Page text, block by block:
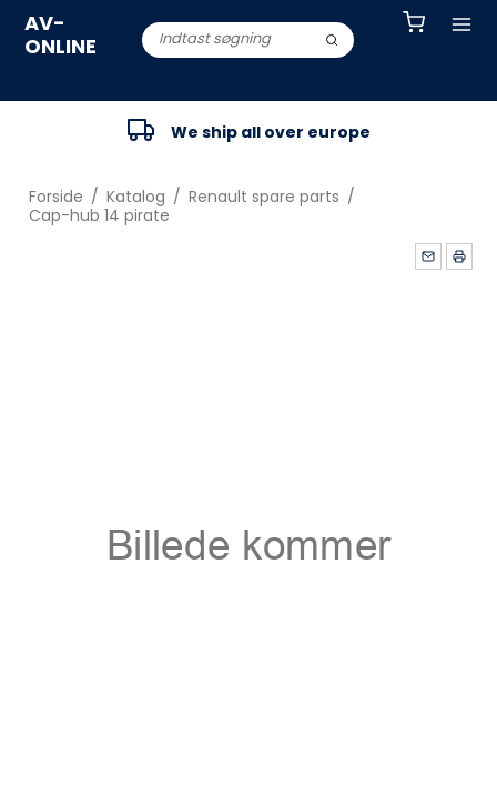
AV-
ONLINE
We ship all over europe
Forside / Katalog / Renault spare parts /
Cap-hub 14 pirate